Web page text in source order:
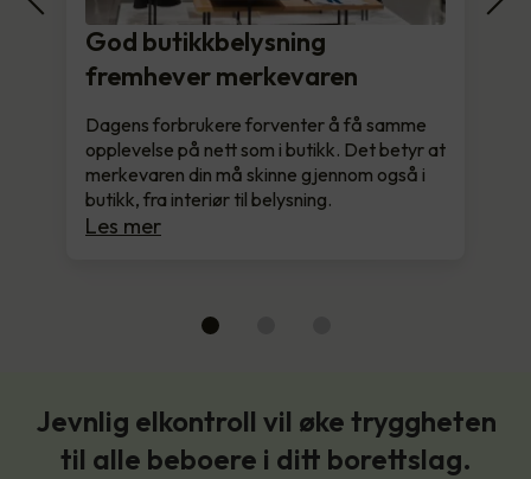
God butikkbelysning
fremhever merkevaren
Dagens forbrukere forventer å få samme
opplevelse på nett som i butikk. Det betyr at
merkevaren din må skinne gjennom også i
butikk, fra interiør til belysning.
Les mer
Jevnlig elkontroll vil øke tryggheten
til alle beboere i ditt borettslag.